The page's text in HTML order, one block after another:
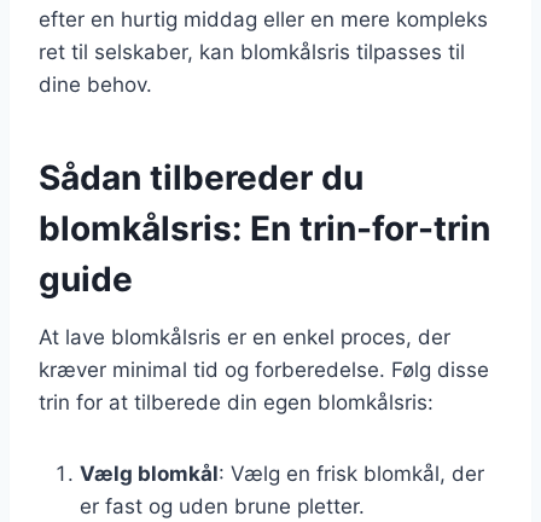
efter en hurtig middag eller en mere kompleks
ret til selskaber, kan blomkålsris tilpasses til
dine behov.
Sådan tilbereder du
blomkålsris: En trin-for-trin
guide
At lave blomkålsris er en enkel proces, der
kræver minimal tid og forberedelse. Følg disse
trin for at tilberede din egen blomkålsris:
Vælg blomkål: Vælg en frisk blomkål, der
er fast og uden brune pletter.